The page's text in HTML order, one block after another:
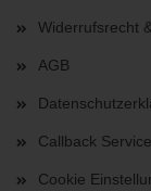
Widerrufsrecht
AGB
Callback Service
Cookie